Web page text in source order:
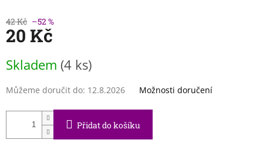
42 Kč –52 %
20 Kč
cena:
Skladem (4 ks)
Můžeme doručit do: 12.8.2026 Možnosti doručení
Přidat do košíku